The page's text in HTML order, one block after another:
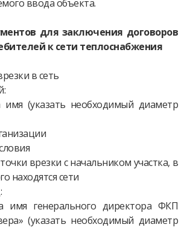
ввода объекта.
для заключения договоров
к сети теплоснабжения
в сеть
имя (указать необходимый диаметр
врезки с начальником участка, в
находятся сети
имя генерального директора ФКП
(указать необходимый диаметр